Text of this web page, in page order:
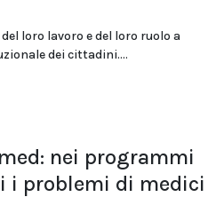
loro lavoro e del loro ruolo a
dei cittadini....
nei programmi
i problemi di medici